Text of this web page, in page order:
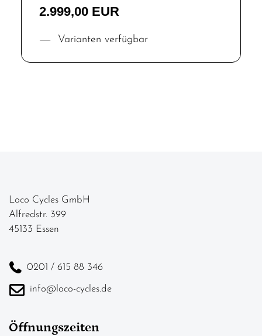
2.999,00 EUR
Varianten verfügbar
Loco Cycles GmbH
Alfredstr. 399
45133 Essen
0201 / 615 88 346
info@loco-cycles.de
Öffnungszeiten